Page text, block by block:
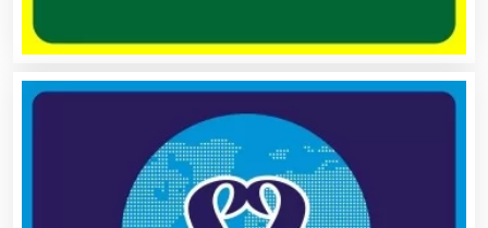
Contadores
Control de Plagas
Conversiones Automotrices